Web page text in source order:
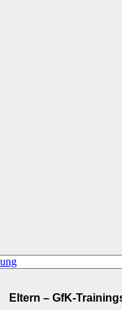
Eltern – GfK-